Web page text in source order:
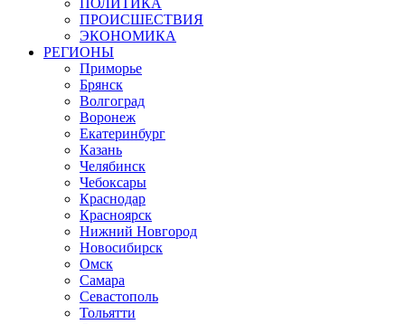
ПОЛИТИКА
ПРОИСШЕСТВИЯ
ЭКОНОМИКА
РЕГИОНЫ
Приморье
Брянск
Волгоград
Воронеж
Екатеринбург
Казань
Челябинск
Чебоксары
Краснодар
Красноярск
Нижний Новгород
Новосибирск
Омск
Самара
Севастополь
Тольятти